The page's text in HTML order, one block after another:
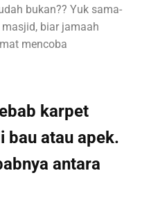
bukan?? Yuk sama-
biar jamaah
mencoba
karpet
bau atau apek.
antara